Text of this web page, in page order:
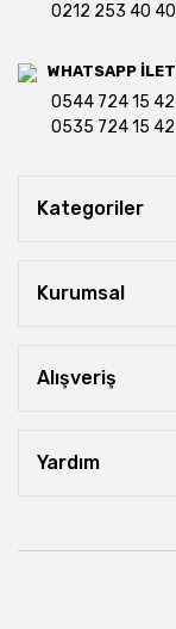
0212 253 40 40
WHATSAPP
0544 724 15 42
0535 724 15 42
Kategoriler
Kurumsal
Alışveriş
Yardım